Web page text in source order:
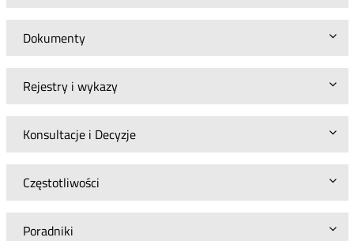
Dokumenty
Rejestry i wykazy
Konsultacje i Decyzje
Częstotliwości
Poradniki